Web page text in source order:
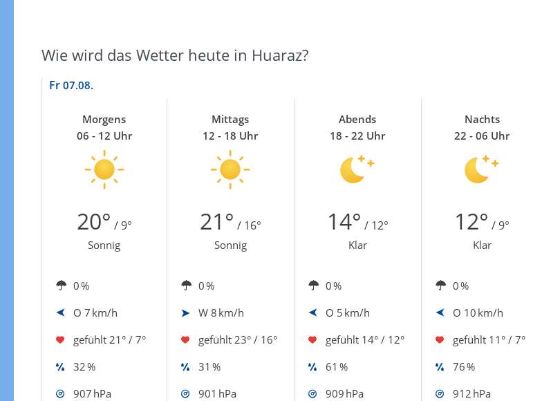
Wie wird das Wetter heute in Huaraz?
Fr 07.08.
Morgens
06 - 12 Uhr
Mittags
12 - 18 Uhr
Abends
18 - 22 Uhr
Nachts
22 - 06 Uhr
20° / 9° 21° / 16° 14° / 12° 12° / 9°
Sonnig Sonnig Klar Klar
0 % 0 % 0 %
0 %
O 7 km/h W 8 km/h O 5 km/h O 10 km/h
gefühlt 21° / 7° gefühlt 23° / 16° gefühlt 14° / 12° gefühlt 11° / 7°
32 %
31 % 61 %
76 %
907 hPa
901 hPa 909 hPa 912 hPa
Windgeschwindigkeiten in 3h
Zur Windgeschwindigkeitenkarte
Sonnenschein heute
Zur Sonnenscheindauerkarte